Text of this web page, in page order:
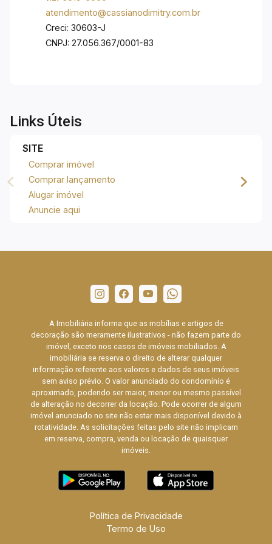
oferece segurança, tranquilidade e um ambiente
ideal para famílias que desejam viver com conforto
e privacidade. A proximidade com centros
Agende visita.
atendimento@cassianodimitry.com.br
Creci: 30603-J
CNPJ: 27.056.367/0001-83
Links Úteis
SITE
Comprar imóvel
Comprar lançamento
Alugar imóvel
Anuncie aqui
A Imobiliária informa que as mobílias e artigos de
decoração são meramente ilustrativos - não fazem parte do
imóvel, exceto nos casos de imóveis mobiliados. A
imobiliária se reserva o direito de alterar qualquer
informação referente aos valores e dados de seus imóveis
sem aviso prévio. O valor anunciado do condomínio é
aproximado, podendo ser maior, menor ou mesmo passível
de alteração no decorrer da locação. Pode ocorrer de algum
imóvel anunciado no site não estar mais disponível devido à
rotatividade. As solicitações feitas pelo site não implicam
em reserva, compra, venda ou locação de quaisquer
imóveis.
Política de Privacidade
Termo de Uso